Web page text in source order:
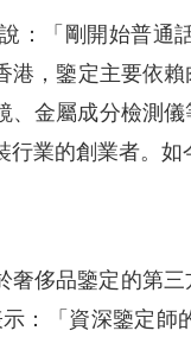
：「剛開始普
，鑒定主要依
、金屬成分檢測
業的創業者。如
奢侈品鑒定的第
：「資深鑒定師